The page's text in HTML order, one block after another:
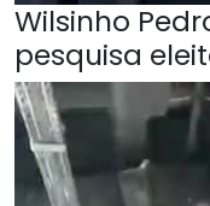
Wilsinho
pesquisa